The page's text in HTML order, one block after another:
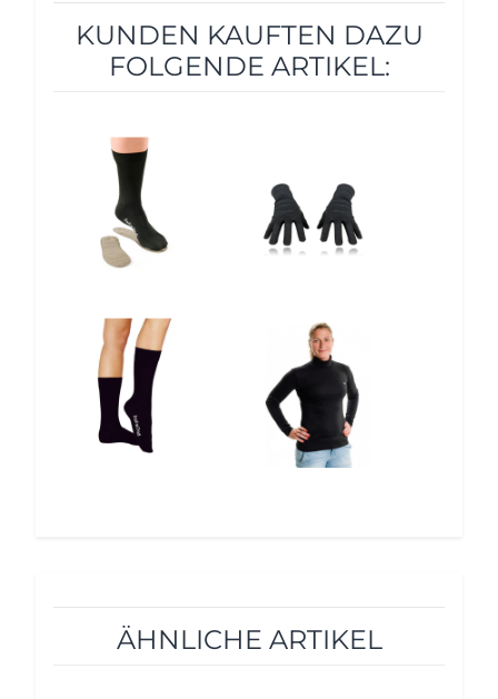
KUNDEN KAUFTEN DAZU
FOLGENDE ARTIKEL:
12% 12%
ÄHNLICHE ARTIKEL